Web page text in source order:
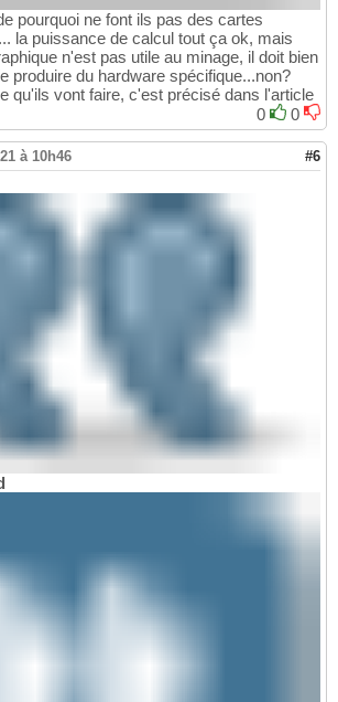
pourquoi ne font ils pas des cartes
la puissance de calcul tout ça ok, mais
n'est pas utile au minage, il doit bien
produire du hardware spécifique...non?
qu'ils vont faire, c'est précisé dans l'article
0
0
à 10h46 #6